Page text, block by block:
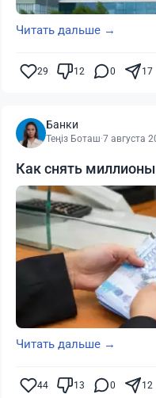
Читать дальше →
29 12 0 17
Банки
Теңіз Боташ·7 августа
Как снять
Читать дальше →
44 13 0 12